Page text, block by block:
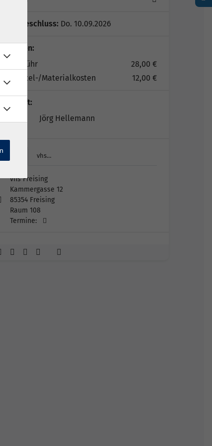
Anmeldeschluss: Do. 10.09.2026
Gebühren:
Kursgebühr
28,00 €
Lernmittel-/Materialkosten
12,00 €
Lehrkraft:
Jörg Hellemann
vhs…
vhs Freising
Kammergasse 12
85354 Freising
Raum 108
Termine: